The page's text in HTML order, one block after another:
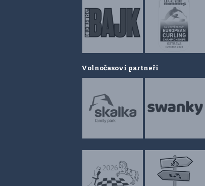
Volnočasoví partneři